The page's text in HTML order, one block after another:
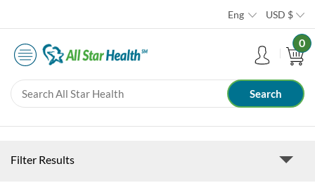
Eng USD $
0
Filter Results